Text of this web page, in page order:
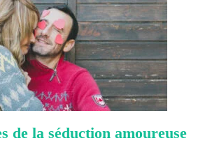
de la séduction amoureuse